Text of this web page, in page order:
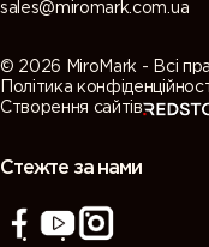
sales@miromark.com.ua
© 2026 MiroMark - Всі
Політика
Створення сайтів
Стежте за нами